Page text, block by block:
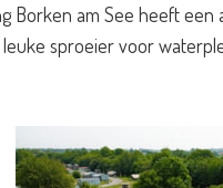
Borken am See heeft
sproeier voor